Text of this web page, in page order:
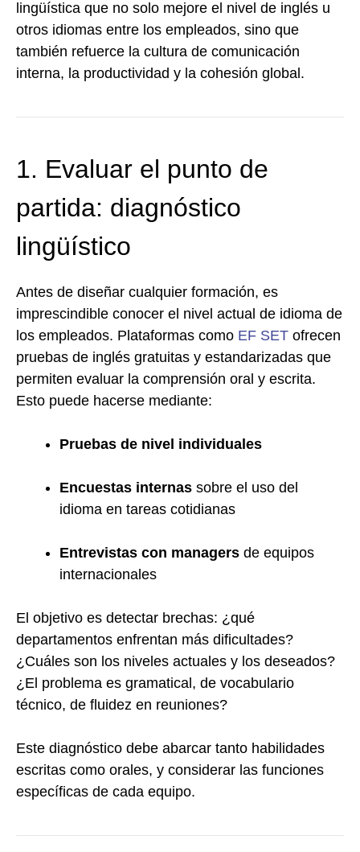
lingüística que no solo mejore el nivel de inglés u
otros idiomas entre los empleados, sino que
también refuerce la cultura de comunicación
interna, la productividad y la cohesión global.
1. Evaluar el punto de
partida: diagnóstico
lingüístico
Antes de diseñar cualquier formación, es
imprescindible conocer el nivel actual de idioma de
los empleados. Plataformas como EF SET ofrecen
pruebas de inglés gratuitas y estandarizadas que
permiten evaluar la comprensión oral y escrita.
Esto puede hacerse mediante:
Pruebas de nivel individuales
Encuestas internas sobre el uso del
idioma en tareas cotidianas
Entrevistas con managers de equipos
internacionales
El objetivo es detectar brechas: ¿qué
departamentos enfrentan más dificultades?
¿Cuáles son los niveles actuales y los deseados?
¿El problema es gramatical, de vocabulario
técnico, de fluidez en reuniones?
Este diagnóstico debe abarcar tanto habilidades
escritas como orales, y considerar las funciones
específicas de cada equipo.